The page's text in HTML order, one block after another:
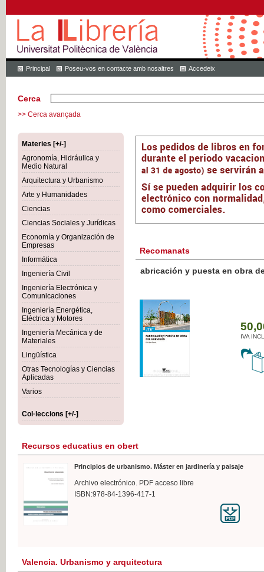
Principal Poseu-vos en contacte amb nosaltres Accedeix
Cerca
>> Cerca avançada
Materies [+/-]
Agronomía, Hidráulica y
Medio Natural
Arquitectura y Urbanismo
Arte y Humanidades
Ciencias
Ciencias Sociales y Jurídicas
Economía y Organización de
Empresas
Informática
Ingeniería Civil
Ingeniería Electrónica y
Comunicaciones
Ingeniería Energética,
Eléctrica y Motores
Ingeniería Mecánica y de
Materiales
Lingüística
Otras Tecnologías y Ciencias
Aplicadas
Varios
Col·leccions [+/-]
Recomanats
Botánica Agroalimentaria
IVA
Recursos educatius en obert
Principios de urbanismo. Máster en jardinería y paisaje
Archivo electrónico. PDF acceso libre
ISBN:978-84-1396-417-1
Valencia. Urbanismo y arquitectura